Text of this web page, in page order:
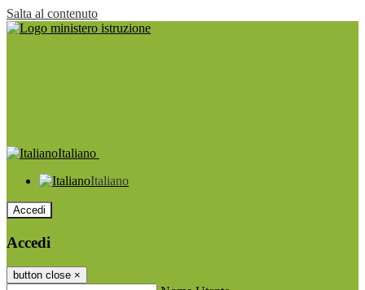
Salta al contenuto
Italiano
Italiano
Accedi
Accedi
button close ×